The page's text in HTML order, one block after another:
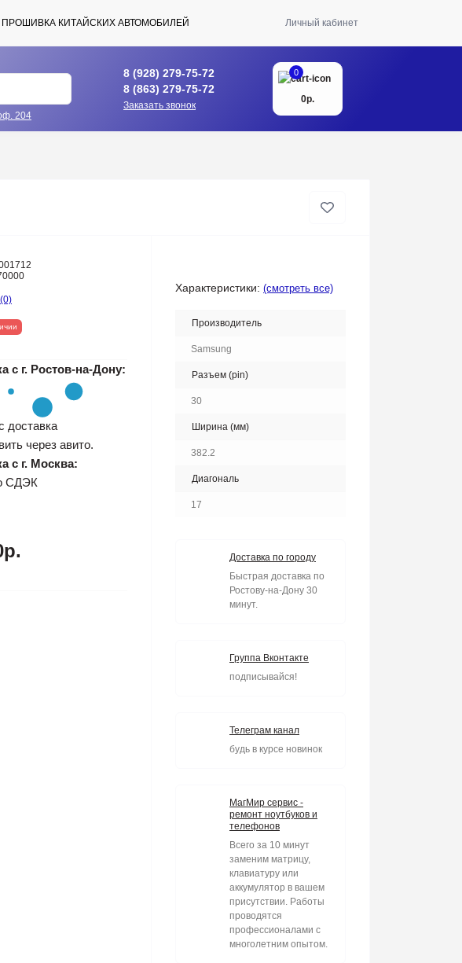
ПРОШИВКА КИТАЙСКИХ АВТОМОБИЛЕЙ Личный кабинет
204
8 (928) 279-75-72
8 (863) 279-75-72
Заказать звонок
0
0р.
(0)
с г. Ростов-на-Дону:
доставка
через авито.
с г. Москва:
СДЭК
Характеристики: (смотреть все)
Производитель
Samsung
Разъем (pin)
30
Ширина (мм)
382.2
Диагональ
17
Доставка по городу
Быстрая доставка по
Ростову-на-Дону 30
минут.
Группа Вконтакте
подписывайся!
Телеграм канал
будь в курсе новинок
МагМир сервис -
ремонт ноутбуков и
телефонов
Всего за 10 минут
заменим матрицу,
клавиатуру или
аккумулятор в вашем
присутствии. Работы
проводятся
профессионалами с
многолетним опытом.